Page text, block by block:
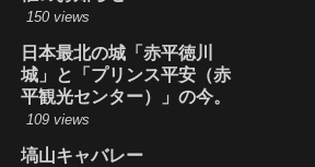
150 views
日本最北の城「赤平徳川
城」と「プリンス平安（赤
平観光センター）」の今。
109 views
塙山キャバレー